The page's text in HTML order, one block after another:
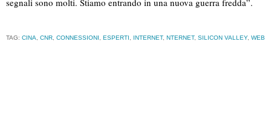
segnali sono molti. Stiamo entrando in una nuova guerra fredda”.
TAG: CINA, CNR, CONNESSIONI, ESPERTI, INTERNET, NTERNET, SILICON VALLEY, WEB